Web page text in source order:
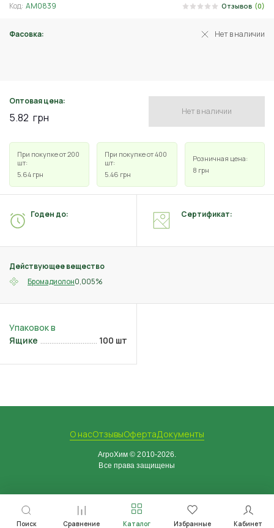
Поиск Сравнение Каталог Избранные Кабинет
Код: АМ0839 Отзывов (0)
Фасовка: Нет в наличии
Оптовая цена:
5.82 грн Нет в наличии
При покупке от 200
шт:
5.64 грн
При покупке от 400
шт:
5.46 грн
Розничная цена:
8 грн
Действующее вещество
Бромадиолон0,005%
Годен до: Сертификат:
Ящике 100 шт
О насОтзывыОфертаДокументы
АгроХим © 2010-2026.
Все права защищены